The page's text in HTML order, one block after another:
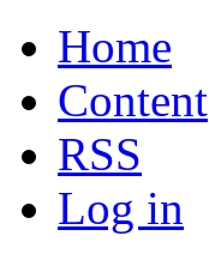
Home
Content
RSS
Log in